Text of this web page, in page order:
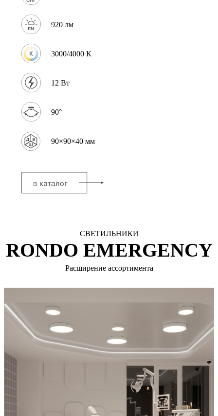
920 лм
3000/4000 К
12 Вт
90°
90×90×40 мм
СВЕТИЛЬНИКИ
RONDO EMERGENCY
Расширение ассортимента